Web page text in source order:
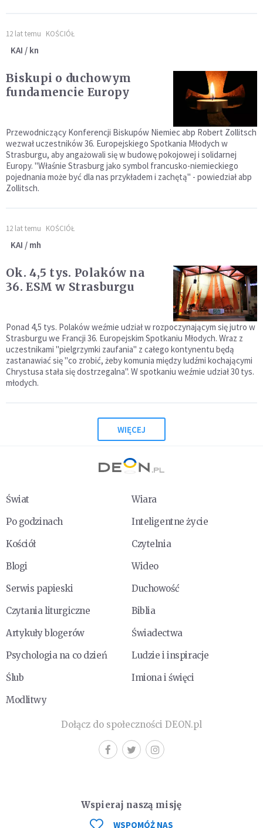
12 lat temu KOŚCIÓŁ
KAI / kn
Biskupi o duchowym
fundamencie Europy
Przewodniczący Konferencji Biskupów Niemiec abp Robert Zollitsch
wezwał uczestników 36. Europejskiego Spotkania Młodych w
Strasburgu, aby angażowali się w budowę pokojowej i solidarnej
Europy. "Właśnie Strasburg jako symbol francusko-niemieckiego
pojednania może być dla nas przykładem i zachętą" - powiedział abp
Zollitsch.
12 lat temu KOŚCIÓŁ
KAI / mh
Ok. 4,5 tys. Polaków na
36. ESM w Strasburgu
Ponad 4,5 tys. Polaków weźmie udział w rozpoczynającym się jutro w
Strasburgu we Francji 36. Europejskim Spotkaniu Młodych. Wraz z
uczestnikami "pielgrzymki zaufania" z całego kontynentu będą
zastanawiać się "co zrobić, żeby komunia między ludźmi kochającymi
Chrystusa stała się dostrzegalna". W spotkaniu weźmie udział 30 tys.
młodych.
WIĘCEJ
Świat
Wiara
Po godzinach
Inteligentne życie
Kościół
Czytelnia
Blogi
Wideo
Serwis papieski
Duchowość
Czytania liturgiczne
Biblia
Artykuły blogerów
Świadectwa
Psychologia na co dzień
Ludzie i inspiracje
Ślub
Imiona i święci
Modlitwy
Dołącz do społeczności DEON.pl
Wspieraj naszą misję
WSPOMÓŻ NAS